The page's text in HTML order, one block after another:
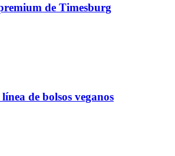
de Timesburg
de bolsos veganos